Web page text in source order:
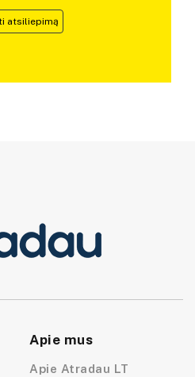
atsiliepimą
Apie mus
Apie Atradau LT